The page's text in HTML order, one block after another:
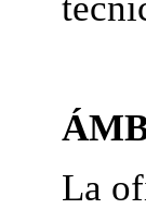
La